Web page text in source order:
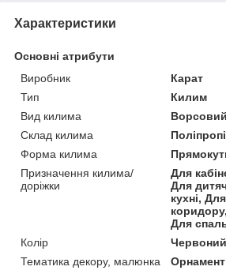
Характеристики
Основні атрибути
Виробник
Карат
Тип
Килим
Вид килима
Ворсовий
Склад килима
Форма килима
Призначення килима/
доріжки
Для
Для
кухні,
Для
Колір
Червоний
Тематика декору, малюнка
Орнамент